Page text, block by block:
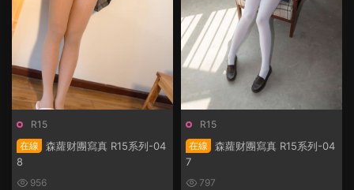
R15
在線
森蘿财團寫真 R15系列-04
8
956
R15
在線
森蘿财團寫真 R15系列-04
7
797